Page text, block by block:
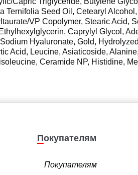
Ternifolia Seed Oil, Cetearyl
VP Copolymer, Stearic Acid,
Caprylyl Glycol,
Hyaluronate, Gold,
Acid, Leucine, Asiaticoside,
Ceramide NP, Histidine,
Покупателям
Покупателям